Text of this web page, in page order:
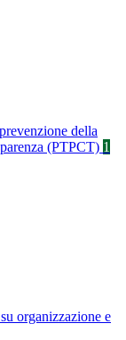
della
(PTPCT) 1
organizzazione e